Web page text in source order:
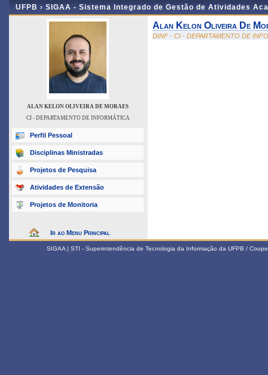
UFPB › SIGAA - Sistema Integrado de Gestão de Atividades
ALAN KELON OLIVEIRA DE MORAES
CI - DEPARTAMENTO DE INFORMÁTICA
Perfil Pessoal
Disciplinas Ministradas
Projetos de Pesquisa
Atividades de Extensão
Projetos de Monitoria
Ir ao Menu Principal
Alan Kelon Oliveira De
DINF - CI - DEPARTAMENTO DE
SIGAA | STI - Superintendência de Tecnologia da Informação da UFPB /